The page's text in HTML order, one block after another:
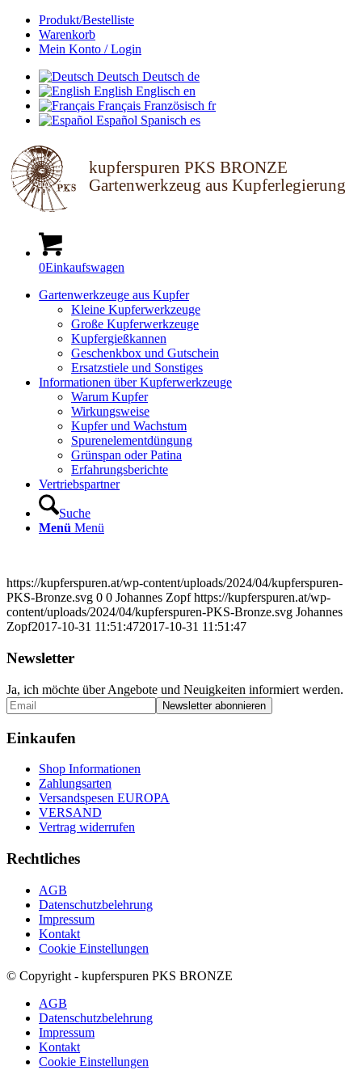
Produkt/Bestelliste
Warenkorb
Mein Konto / Login
Deutsch Deutsch de
English Englisch en
Français Französisch fr
Español Spanisch es
kupferspuren PKS BRONZE
Gartenwerkzeug aus Kupferlegierung
0Einkaufswagen
Gartenwerkzeuge aus Kupfer
Kleine Kupferwerkzeuge
Große Kupferwerkzeuge
Kupfergießkannen
Geschenkbox und Gutschein
Ersatzstiele und Sonstiges
Informationen über Kupferwerkzeuge
Warum Kupfer
Wirkungsweise
Kupfer und Wachstum
Spurenelementdüngung
Grünspan oder Patina
Erfahrungsberichte
Vertriebspartner
Suche
Menü Menü
https://kupferspuren.at/wp-content/uploads/2024/04/kupferspuren-
PKS-Bronze.svg 0 0 Johannes Zopf https://kupferspuren.at/wp-
content/uploads/2024/04/kupferspuren-PKS-Bronze.svg Johannes
Zopf2017-10-31 11:51:472017-10-31 11:51:47
Newsletter
Ja, ich möchte über Angebote und Neuigkeiten informiert werden.
Einkaufen
Shop Informationen
Zahlungsarten
Versandspesen EUROPA
VERSAND
Vertrag widerrufen
Rechtliches
AGB
Datenschutzbelehrung
Impressum
Kontakt
Cookie Einstellungen
© Copyright - kupferspuren PKS BRONZE
AGB
Datenschutzbelehrung
Impressum
Kontakt
Cookie Einstellungen